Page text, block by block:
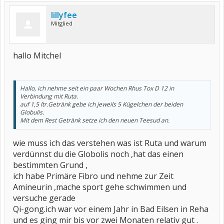
lillyfee
Mitglied
hallo Mitchel
Hallo, ich nehme seit ein paar Wochen Rhus Tox D 12 in
Verbindung mit Ruta.
auf 1,5 ltr.Getränk gebe ich jeweils 5 Kügelchen der beiden
Globulis.
Mit dem Rest Getränk setze ich den neuen Teesud an.
wie muss ich das verstehen was ist Ruta und warum
verdünnst du die Globolis noch ,hat das einen
bestimmten Grund ,
ich habe Primäre Fibro und nehme zur Zeit
Amineurin ,mache sport gehe schwimmen und
versuche gerade
Qi-gong.ich war vor einem Jahr in Bad Eilsen in Reha
und es ging mir bis vor zwei Monaten relativ gut .